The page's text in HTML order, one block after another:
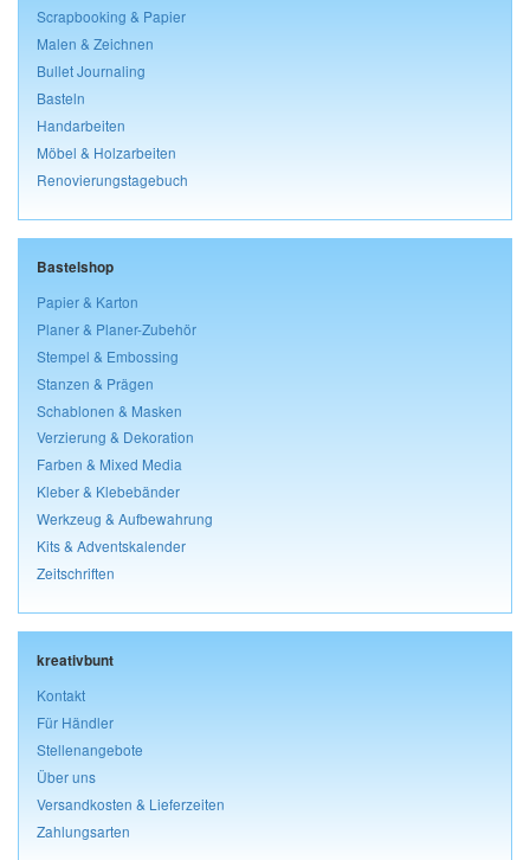
Scrapbooking & Papier
Malen & Zeichnen
Bullet Journaling
Basteln
Handarbeiten
Möbel & Holzarbeiten
Renovierungstagebuch
Bastelshop
Papier & Karton
Planer & Planer-Zubehör
Stempel & Embossing
Stanzen & Prägen
Schablonen & Masken
Verzierung & Dekoration
Farben & Mixed Media
Kleber & Klebebänder
Werkzeug & Aufbewahrung
Kits & Adventskalender
Zeitschriften
kreativbunt
Kontakt
Für Händler
Stellenangebote
Über uns
Versandkosten & Lieferzeiten
Zahlungsarten